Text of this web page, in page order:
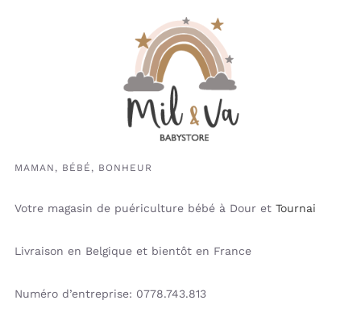
MAMAN, BÉBÉ, BONHEUR
Votre magasin de puériculture bébé à Dour et Tournai
Livraison en Belgique et bientôt en France
Numéro d’entreprise: 0778.743.813